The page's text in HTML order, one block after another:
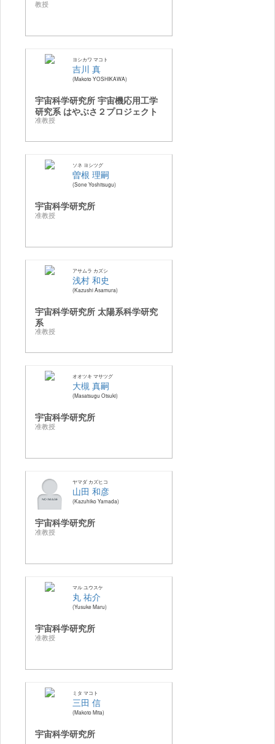
教授
ヨシカワ マコト
吉川 真
Makoto YOSHIKAWA
宇宙科学研究所 宇宙機応用工学
研究系 はやぶさ２プロジェクト
准教授
ソネ ヨシツグ
曽根 理嗣
Sone Yoshitsugu
宇宙科学研究所
准教授
アサムラ カズシ
浅村 和史
Kazushi Asamura
宇宙科学研究所 太陽系科学研究
系
准教授
オオツキ マサツグ
大槻 真嗣
Masatsugu Otsuki
宇宙科学研究所
准教授
ヤマダ カズヒコ
山田 和彦
Kazuhiko Yamada
宇宙科学研究所
准教授
マル ユウスケ
丸 祐介
Yusuke Maru
宇宙科学研究所
准教授
ミタ マコト
三田 信
Makoto Mita
宇宙科学研究所